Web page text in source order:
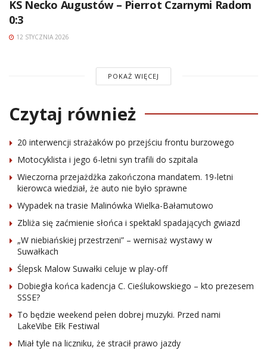
KS Necko Augustów – Pierrot Czarnymi Radom
0:3
12 STYCZNIA 2026
POKAŻ WIĘCEJ
Czytaj również
20 interwencji strażaków po przejściu frontu burzowego
Motocyklista i jego 6-letni syn trafili do szpitala
Wieczorna przejażdżka zakończona mandatem. 19-letni
kierowca wiedział, że auto nie było sprawne
Wypadek na trasie Malinówka Wielka-Bałamutowo
Zbliża się zaćmienie słońca i spektakl spadających gwiazd
„W niebiańskiej przestrzeni” – wernisaż wystawy w
Suwałkach
Ślepsk Malow Suwałki celuje w play-off
Dobiegła końca kadencja C. Cieślukowskiego – kto prezesem
SSSE?
To będzie weekend pełen dobrej muzyki. Przed nami
LakeVibe Ełk Festiwal
Miał tyle na liczniku, że stracił prawo jazdy